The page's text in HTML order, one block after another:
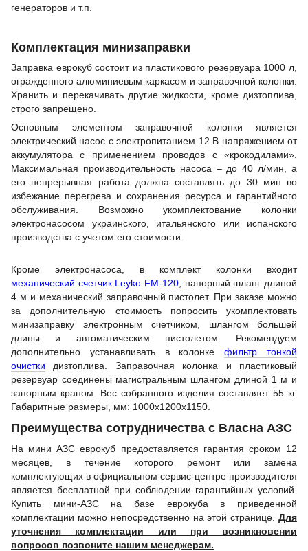
генераторов и т.п.
Комплектация минизаправки
Заправка еврокуб состоит из пластикового резервуара 1000 л,
огражденного алюминиевым каркасом и заправочной колонки.
Хранить и перекачивать другие жидкости, кроме дизтоплива,
строго запрещено.
Основным элементом заправочной колонки является
электрический насос с электропитанием 12 В напряжением от
аккумулятора с применением проводов с «крокодилами».
Максимальная производительность насоса – до 40 л/мин, а
его непрерывная работа должна составлять до 30 мин во
избежание перегрева и сохранения ресурса и гарантийного
обслуживания. Возможно укомплектование колонки
электронасосом украинского, итальянского или испанского
производства с учетом его стоимости.
Кроме электронасоса, в комплект колонки входит
механический счетчик Leyko FM-120 , напорный шланг длиной
4 м и механический заправочный пистолет. При заказе можно
за дополнительную стоимость попросить укомплектовать
минизаправку электронным счетчиком, шлангом большей
длины и автоматическим пистолетом. Рекомендуем
дополнительно устанавливать в колонкефильтр тонкой
очистки дизтоплива. Заправочная колонка и пластиковый
резервуар соединены магистральным шлангом длиной 1 м и
запорным краном. Вес собранного изделия составляет 55 кг.
Габаритные размеры, мм: 1000х1200х1150.
Преимущества сотрудничества с Власна АЗС
На мини АЗС еврокуб предоставляется гарантия сроком 12
месяцев, в течение которого ремонт или замена
комплектующих в официальном сервис-центре производителя
является бесплатной при соблюдении гарантийных условий.
Купить мини-АЗС на базе еврокуба в приведенной
комплектации можно непосредственно на этой странице. Для
уточнения комплектации или при возникновении
вопросов позвоните нашим менеджерам.